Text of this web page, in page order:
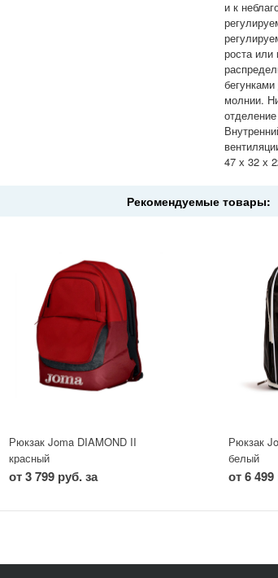
и к
роста или
молнии.
47 х 32 х
Рекомендуемые товары:
Рюкзак Joma DIAMOND II
красный
от 3 799 руб. за
Рюкзак
белый
от 6